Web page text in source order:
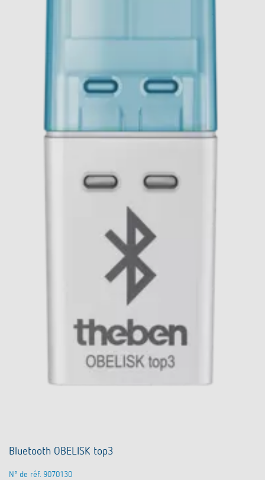
Bluetooth OBELISK top3
N° de réf. 9070130